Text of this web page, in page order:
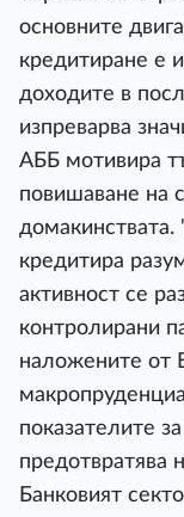
основните
кредитиране е
доходите в
изпреварва
АББ мотивира
повишаване на
кредитира
активност се
контролирани
наложените от
показателите
предотвратява
Банковият